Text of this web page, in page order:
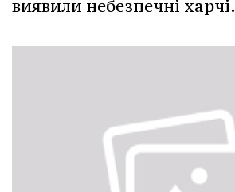
виявили небезпечні харчі.